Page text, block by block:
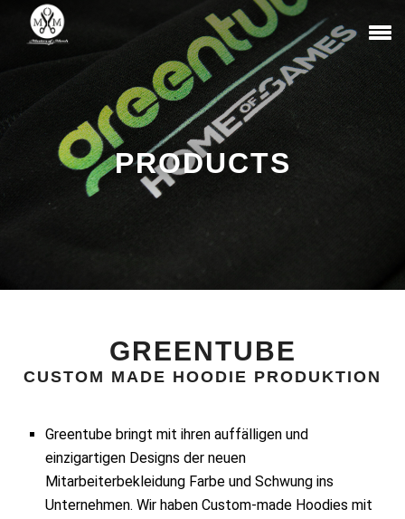
PRODUCTS
GREENTUBE
CUSTOM MADE HOODIE PRODUKTION
Greentube bringt mit ihren auffälligen und
einzigartigen Designs der neuen
Mitarbeiterbekleidung Farbe und Schwung ins
Unternehmen. Wir haben Custom-made Hoodies mit